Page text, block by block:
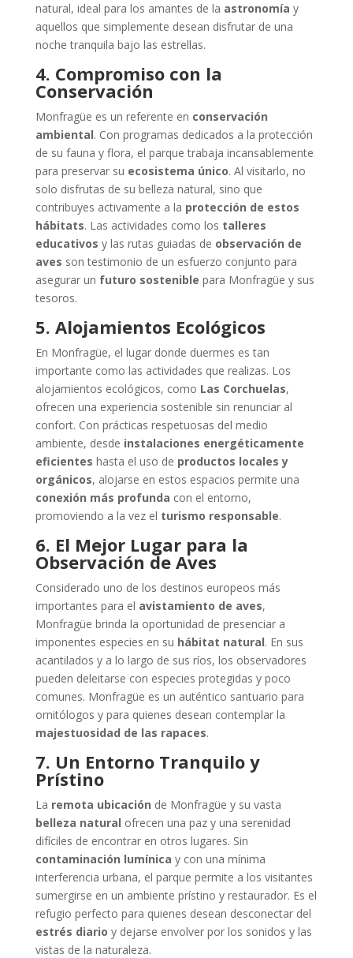
natural, ideal para los amantes de la astronomía y
aquellos que simplemente desean disfrutar de una
noche tranquila bajo las estrellas.
4. Compromiso con la
Conservación
Monfragüe es un referente en conservación
ambiental. Con programas dedicados a la protección
de su fauna y flora, el parque trabaja incansablemente
para preservar su ecosistema único. Al visitarlo, no
solo disfrutas de su belleza natural, sino que
contribuyes activamente a la protección de estos
hábitats. Las actividades como los talleres
educativos y las rutas guiadas de observación de
aves son testimonio de un esfuerzo conjunto para
asegurar un futuro sostenible para Monfragüe y sus
tesoros.
5. Alojamientos Ecológicos
En Monfragüe, el lugar donde duermes es tan
importante como las actividades que realizas. Los
alojamientos ecológicos, como Las Corchuelas,
ofrecen una experiencia sostenible sin renunciar al
confort. Con prácticas respetuosas del medio
ambiente, desde instalaciones energéticamente
eficientes hasta el uso de productos locales y
orgánicos, alojarse en estos espacios permite una
conexión más profunda con el entorno,
promoviendo a la vez el turismo responsable.
6. El Mejor Lugar para la
Observación de Aves
Considerado uno de los destinos europeos más
importantes para el avistamiento de aves,
Monfragüe brinda la oportunidad de presenciar a
imponentes especies en su hábitat natural. En sus
acantilados y a lo largo de sus ríos, los observadores
pueden deleitarse con especies protegidas y poco
comunes. Monfragüe es un auténtico santuario para
ornitólogos y para quienes desean contemplar la
majestuosidad de las rapaces.
7. Un Entorno Tranquilo y
Prístino
La remota ubicación de Monfragüe y su vasta
belleza natural ofrecen una paz y una serenidad
difíciles de encontrar en otros lugares. Sin
contaminación lumínica y con una mínima
interferencia urbana, el parque permite a los visitantes
sumergirse en un ambiente prístino y restaurador. Es el
refugio perfecto para quienes desean desconectar del
estrés diario y dejarse envolver por los sonidos y las
vistas de la naturaleza.